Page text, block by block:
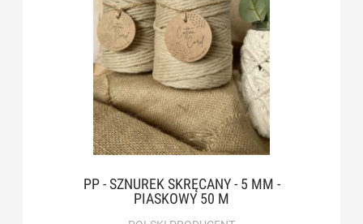
PP - SZNUREK SKRĘCANY - 5 MM -
PIASKOWY 50 M